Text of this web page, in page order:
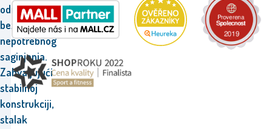
održavanje
bez
nepotrebnog
saginjanja.
Zahvaljujući
stabilnoj
konstrukciji,
stalak